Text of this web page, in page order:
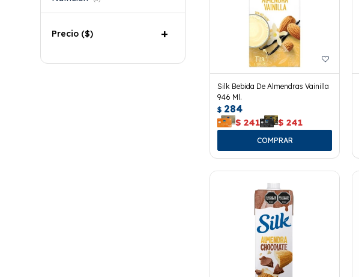
Silk Bebida De Almendras Vainilla
946 Ml.
$ 284
$ 241 $ 241
Precio ($)